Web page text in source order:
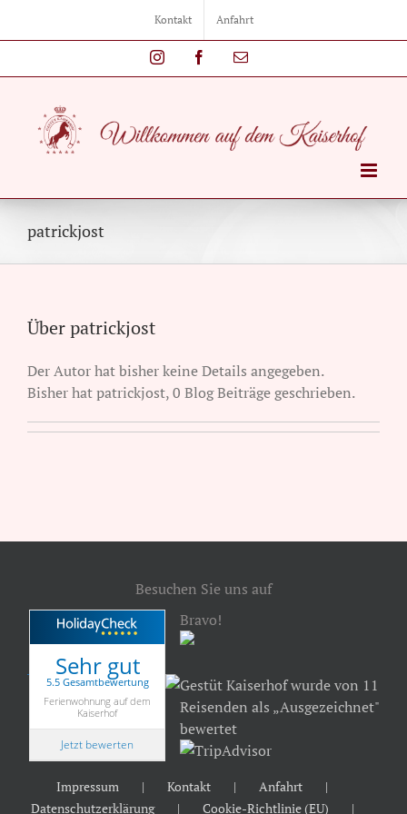
Kontakt Anfahrt
InstagramFacebook
E-
patrickjost
Über patrickjost
Der Autor hat bisher keine Details angegeben.
Bisher hat patrickjost, 0 Blog Beiträge geschrieben.
Besuchen Sie uns auf
Sehr gut
5.5 Gesamtbewertung
Ferienwohnung auf dem
Kaiserhof
Jetzt bewerten
Bravo!
Gestüt Kaiserhof wurde von 11
Reisenden als „Ausgezeichnet"
bewertet
Impressum Kontakt
Anfahrt
Datenschutzerklärung
Cookie-Richtlinie (EU)